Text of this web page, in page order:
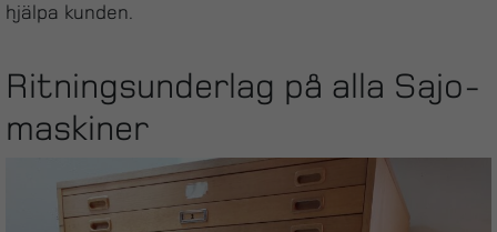
hjälpa kunden.
Ritningsunderlag på alla Sajo-
maskiner